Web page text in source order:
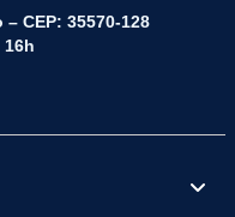
CEP: 35570-128
16h